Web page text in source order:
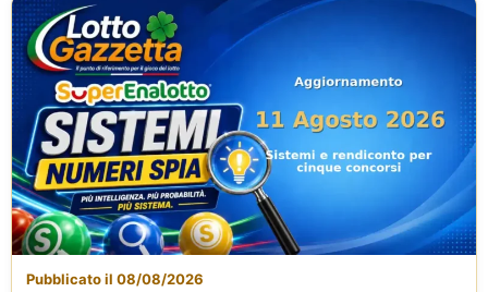
Pubblicato il 08/08/2026